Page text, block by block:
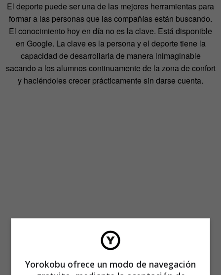
El deporte puede ser una de las mejores herramientas para
formar a las personas que las compañías están buscando.
El conocimiento hoy en día no es la clave. Está disponible
en Google. La clave es la persona y el deporte tiene la
capacidad de desarrollarla de manera inimaginable
sacando a los alumnos continuamente de la zona de confort
y haciéndoles crecer prácticamente sin darse cuenta.
Yorokobu ofrece un modo de navegación